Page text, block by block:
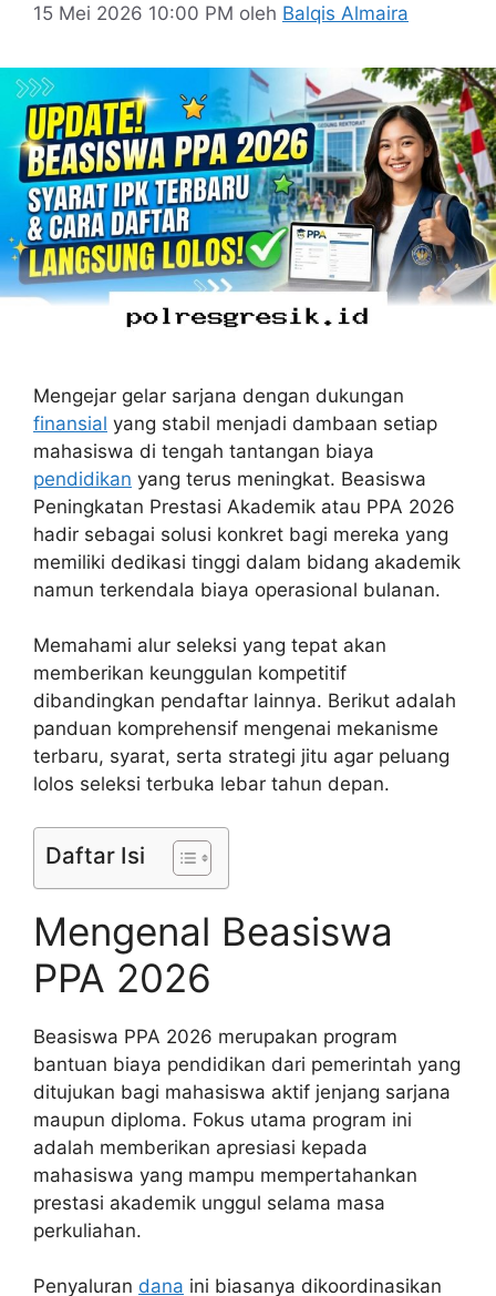
15 Mei 2026 10:00 PM oleh Balqis Almaira
Mengejar gelar sarjana dengan dukungan
finansial yang stabil menjadi dambaan setiap
mahasiswa di tengah tantangan biaya
pendidikan yang terus meningkat. Beasiswa
Peningkatan Prestasi Akademik atau PPA 2026
hadir sebagai solusi konkret bagi mereka yang
memiliki dedikasi tinggi dalam bidang akademik
namun terkendala biaya operasional bulanan.
Memahami alur seleksi yang tepat akan
memberikan keunggulan kompetitif
dibandingkan pendaftar lainnya. Berikut adalah
panduan komprehensif mengenai mekanisme
terbaru, syarat, serta strategi jitu agar peluang
lolos seleksi terbuka lebar tahun depan.
Daftar Isi
Mengenal Beasiswa
PPA 2026
Beasiswa PPA 2026 merupakan program
bantuan biaya pendidikan dari pemerintah yang
ditujukan bagi mahasiswa aktif jenjang sarjana
maupun diploma. Fokus utama program ini
adalah memberikan apresiasi kepada
mahasiswa yang mampu mempertahankan
prestasi akademik unggul selama masa
perkuliahan.
Penyaluran dana ini biasanya dikoordinasikan